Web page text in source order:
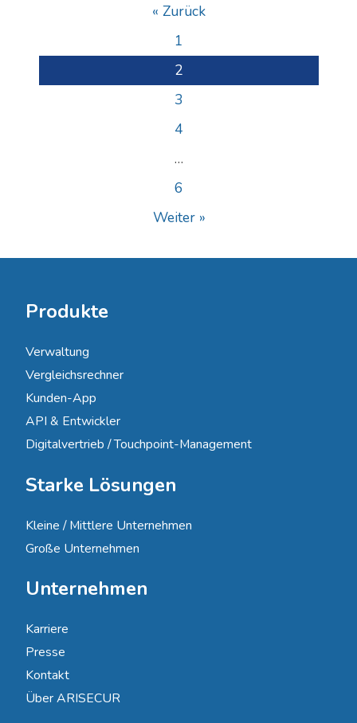
« Zurück
1
2
3
4
…
6
Weiter »
Produkte
Verwaltung
Vergleichsrechner
Kunden-App
API & Entwickler
Digitalvertrieb / Touchpoint-Management
Starke Lösungen
Kleine / Mittlere Unternehmen
Große Unternehmen
Unternehmen
Karriere
Presse
Kontakt
Über ARISECUR